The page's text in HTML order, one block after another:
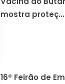
mostra proteç...
16º Feirão de